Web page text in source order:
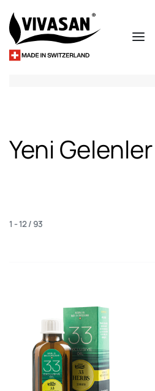
Yeni Gelenler
1 -12/ 93